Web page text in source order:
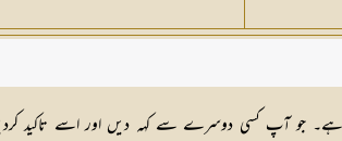
ہے۔ جو آپ کسی دوسرے سے کہہ دیں اور اسے تاکید